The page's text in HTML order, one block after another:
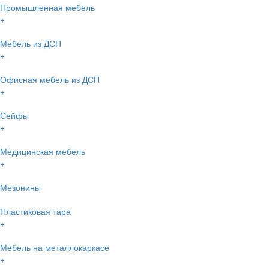
Промышленная мебель
+
Мебель из ДСП
+
Офисная мебель из ДСП
+
Сейфы
+
Медицинская мебель
+
Мезонины
Пластиковая тара
+
Мебель на металлокаркасе
+